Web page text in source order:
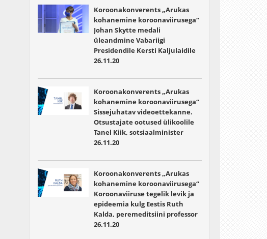
Koroonakonverents „Arukas
kohanemine koroonaviirusega“
Johan Skytte medali
üleandmine Vabariigi
Presidendile Kersti Kaljulaidile
26.11.20
Koroonakonverents „Arukas
kohanemine koroonaviirusega“
Sissejuhatav videoettekanne.
Otsustajate ootused ülikoolile
Tanel Kiik, sotsiaalminister
26.11.20
Koroonakonverents „Arukas
kohanemine koroonaviirusega“
Koroonaviiruse tegelik levik ja
epideemia kulg Eestis Ruth
Kalda, peremeditsiini professor
26.11.20